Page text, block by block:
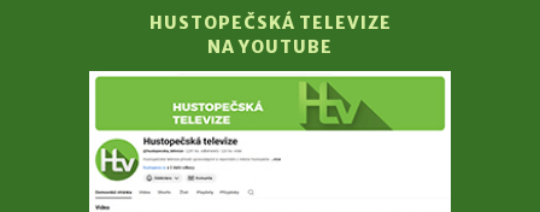
HUSTOPEČSKÁ TELEVIZE
NA YOUTUBE